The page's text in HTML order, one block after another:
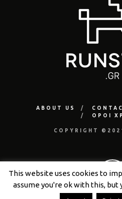
ABOUT US
ΟΡΟΙ
COPYRIGHT
This website uses cookies to
assume you're ok with this, but